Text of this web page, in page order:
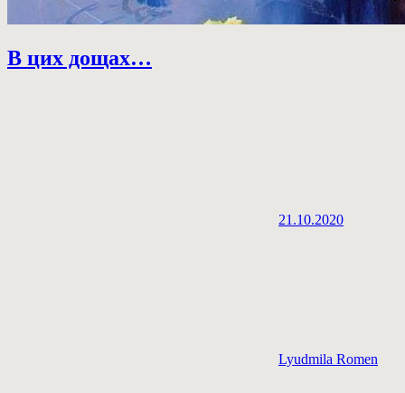
В цих дощах…
21.10.2020
Lyudmila Romen